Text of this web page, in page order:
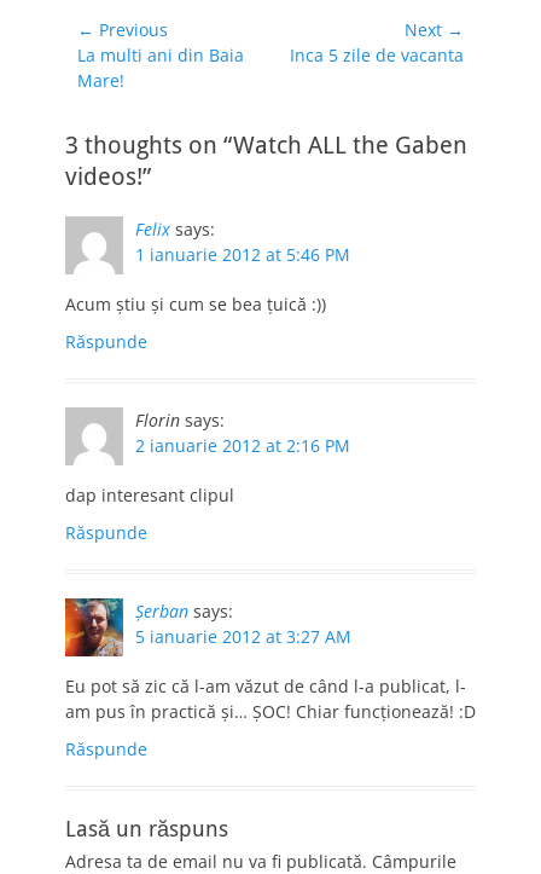
Navigare
în
articole
← Previous
Previous
post:
La multi ani din Baia
Mare!
Next →
Next
Inca 5 zile de vacanta
3 thoughts on “Watch ALL the Gaben
videos!”
Felix says:
1 ianuarie 2012 at 5:46 PM
Acum ştiu şi cum se bea ţuică :))
Răspunde
Florin says:
2 ianuarie 2012 at 2:16 PM
dap interesant clipul
Răspunde
Șerban says:
5 ianuarie 2012 at 3:27 AM
Eu pot să zic că l-am văzut de când l-a publicat, l-
am pus în practică și… ȘOC! Chiar funcționează! :D
Răspunde
Lasă un răspuns
Adresa ta de email nu va fi publicată. Câmpurile